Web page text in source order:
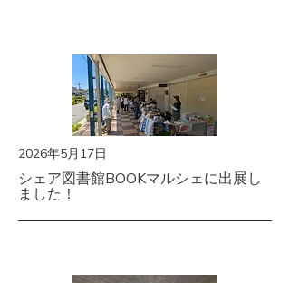
2026年5月17日
シェア図書館BOOKマルシェに出展し
ました！